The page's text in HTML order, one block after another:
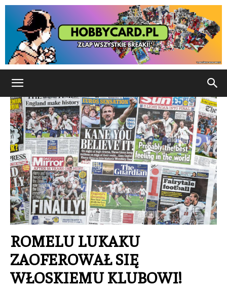
ROMELU LUKAKU
ZAOFEROWAŁ SIĘ
WŁOSKIEMU KLUBOWI!